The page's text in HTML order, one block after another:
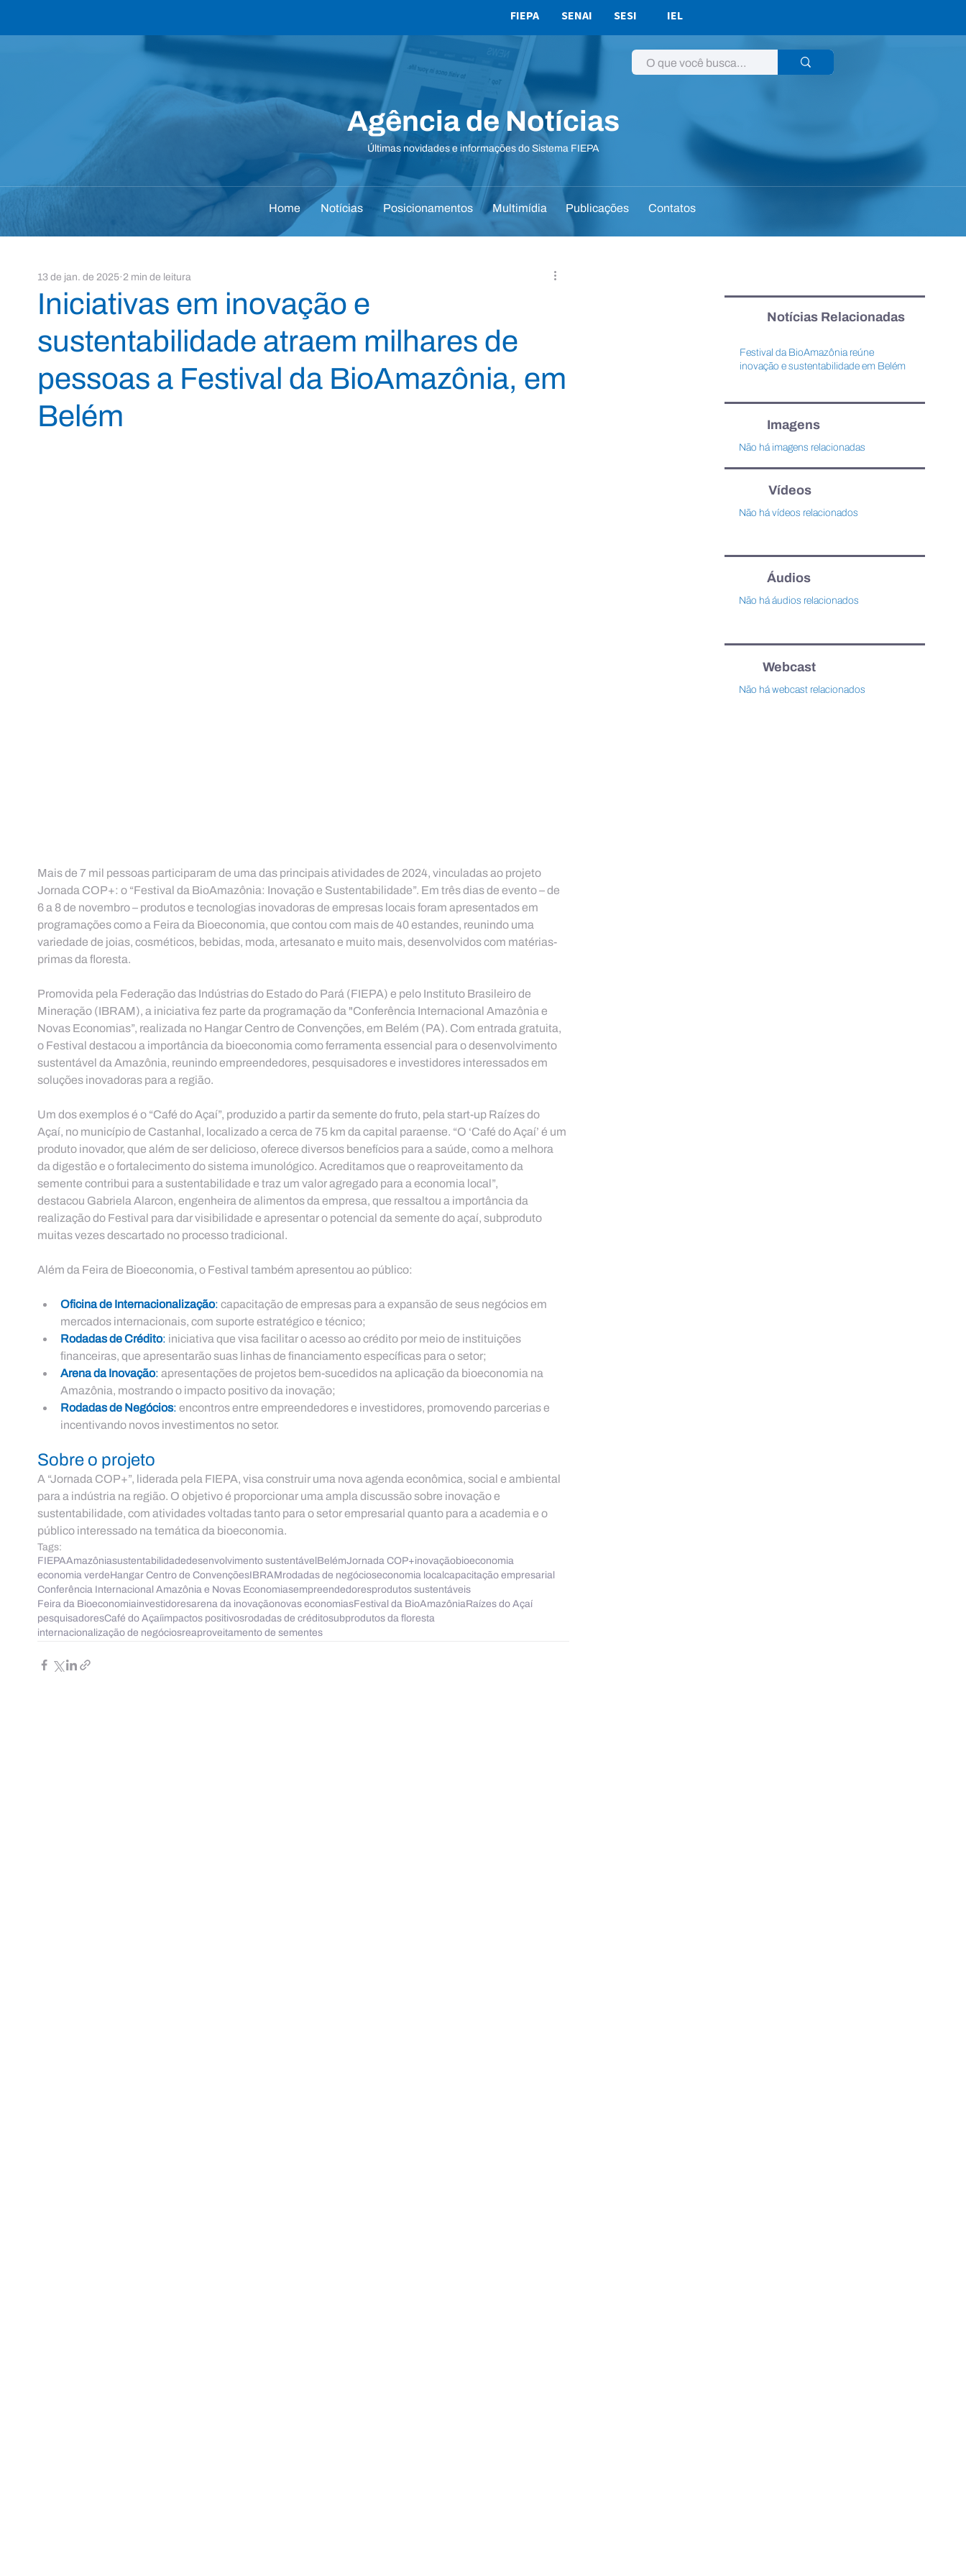
FIEPA SENAI SESI IEL
Agência de Notícias
Últimas novidades e informações do Sistema FIEPA
Home Notícias Posicionamentos Multimídia Publicações Contatos
Iniciativas em inovação e
sustentabilidade atraem milhares de
pessoas a Festival da BioAmazônia, em
Belém
13 de jan. de 2025 2 min de leitura
Mais de 7 mil pessoas participaram de uma das principais atividades de 2024, vinculadas ao projeto
Jornada COP+: o “Festival da BioAmazônia: Inovação e Sustentabilidade”. Em três dias de evento – de
6 a 8 de novembro – produtos e tecnologias inovadoras de empresas locais foram apresentados em
programações como a Feira da Bioeconomia, que contou com mais de 40 estandes, reunindo uma
variedade de joias, cosméticos, bebidas, moda, artesanato e muito mais, desenvolvidos com matérias-
primas da floresta.
Promovida pela Federação das Indústrias do Estado do Pará (FIEPA) e pelo Instituto Brasileiro de
Mineração (IBRAM), a iniciativa fez parte da programação da "Conferência Internacional Amazônia e
Novas Economias”, realizada no Hangar Centro de Convenções, em Belém (PA). Com entrada gratuita,
o Festival destacou a importância da bioeconomia como ferramenta essencial para o desenvolvimento
sustentável da Amazônia, reunindo empreendedores, pesquisadores e investidores interessados em
soluções inovadoras para a região.
Um dos exemplos é o “Café do Açaí”, produzido a partir da semente do fruto, pela start-up Raízes do
Açaí, no município de Castanhal, localizado a cerca de 75 km da capital paraense. “O ‘Café do Açaí’ é um
produto inovador, que além de ser delicioso, oferece diversos benefícios para a saúde, como a melhora
da digestão e o fortalecimento do sistema imunológico. Acreditamos que o reaproveitamento da
semente contribui para a sustentabilidade e traz um valor agregado para a economia local”,
destacou Gabriela Alarcon, engenheira de alimentos da empresa, que ressaltou a importância da
realização do Festival para dar visibilidade e apresentar o potencial da semente do açaí, subproduto
muitas vezes descartado no processo tradicional.
Além da Feira de Bioeconomia, o Festival também apresentou ao público:
Oficina de Internacionalização: capacitação de empresas para a expansão de seus negócios em
mercados internacionais, com suporte estratégico e técnico;
Rodadas de Crédito: iniciativa que visa facilitar o acesso ao crédito por meio de instituições
financeiras, que apresentarão suas linhas de financiamento específicas para o setor;
Arena da Inovação: apresentações de projetos bem-sucedidos na aplicação da bioeconomia na
Amazônia, mostrando o impacto positivo da inovação;
Rodadas de Negócios: encontros entre empreendedores e investidores, promovendo parcerias e
incentivando novos investimentos no setor.
Sobre o projeto
A “Jornada COP+”, liderada pela FIEPA, visa construir uma nova agenda econômica, social e ambiental
para a indústria na região. O objetivo é proporcionar uma ampla discussão sobre inovação e
sustentabilidade, com atividades voltadas tanto para o setor empresarial quanto para a academia e o
público interessado na temática da bioeconomia.
Tags:
FIEPAAmazôniasustentabilidadedesenvolvimento sustentávelBelémJornada COP+inovaçãobioeconomia
economia verdeHangar Centro de ConvençõesIBRAMrodadas de negócioseconomia localcapacitação empresarial
Conferência Internacional Amazônia e Novas Economiasempreendedoresprodutos sustentáveis
Feira da Bioeconomiainvestidoresarena da inovaçãonovas economiasFestival da BioAmazôniaRaízes do Açaí
pesquisadoresCafé do Açaíimpactos positivosrodadas de créditosubprodutos da floresta
internacionalização de negóciosreaproveitamento de sementes
Notícias Relacionadas
Festival da BioAmazônia reúne
inovação e sustentabilidade em Belém
Imagens
Não há imagens relacionadas
Vídeos
Não há vídeos relacionados
Áudios
Não há áudios relacionados
Webcast
Não há webcast relacionados